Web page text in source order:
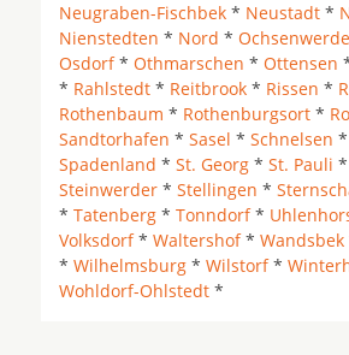
Neugraben-Fischbek * Neustadt *
Nienstedten * Nord *
Osdorf* Othmarschen * Ottensen
* Rahlstedt * Reitbrook * Rissen *
Rothenbaum * Rothenburgsort *
Sandtorhafen * Sasel * Schnelsen *
Spadenland * St. Georg * St. Pauli *
Steinwerder * Stellingen *
* Tatenberg * Tonndorf*
Volksdorf* Waltershof* Wandsbek
* Wilhelmsburg * Wilstorf*
Wohldorf-Ohlstedt *